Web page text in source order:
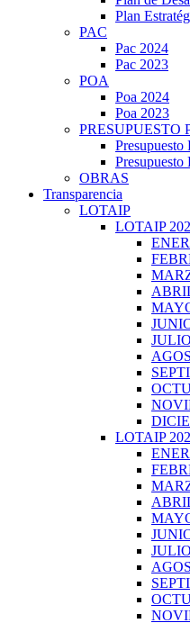
Plan
PAC
Pac 2024
Pac 2023
POA
Poa 2024
Poa 2023
PRESUPUESTO
OBRAS
Transparencia
LOTAIP
LOTAIP
JULIO
LOTAIP
JULIO